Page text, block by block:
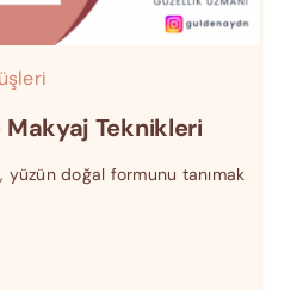
Makyaj Teknikleri
yüzün doğal formunu tanımak